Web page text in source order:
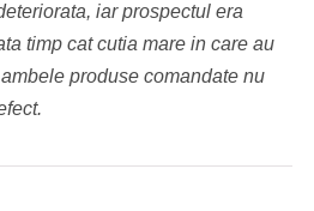
iar prospectul era
timp cat cutia mare in care au
produse comandate nu